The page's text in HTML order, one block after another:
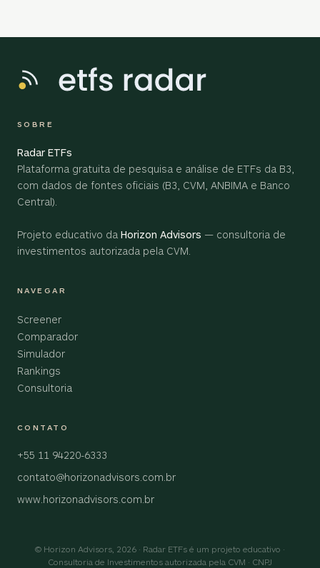
SOBRE
Radar ETFs
Plataforma gratuita de pesquisa e análise de ETFs da B3,
com dados de fontes oficiais (B3, CVM, ANBIMA e Banco
Central).
Projeto educativo da Horizon Advisors — consultoria de
investimentos autorizada pela CVM.
NAVEGAR
Screener
Comparador
Simulador
Rankings
Consultoria
CONTATO
+55 11 94220-6333
contato@horizonadvisors.com.br
www.horizonadvisors.com.br
© Horizon Advisors, 2026 · Radar ETFs é um projeto educativo ·
Consultoria de Investimentos autorizada pela CVM · CNPJ